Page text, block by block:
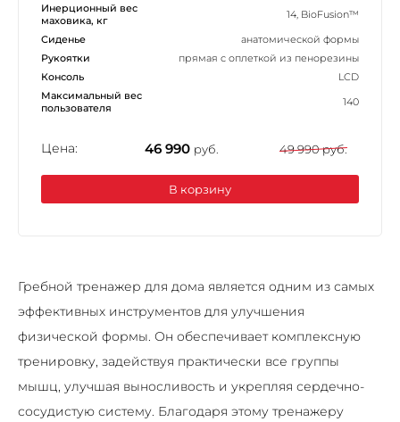
Инерционный вес
маховика, кг
14, BioFusion™
Сиденье
анатомической формы
Рукоятки
прямая с оплеткой из пенорезины
Консоль
LCD
Максимальный вес
пользователя
140
Цена: 46 990 руб. 49 990 руб.
В корзину
Гребной тренажер для дома является одним из самых
эффективных инструментов для улучшения
физической формы. Он обеспечивает комплексную
тренировку, задействуя практически все группы
мышц, улучшая выносливость и укрепляя сердечно-
сосудистую систему. Благодаря этому тренажеру